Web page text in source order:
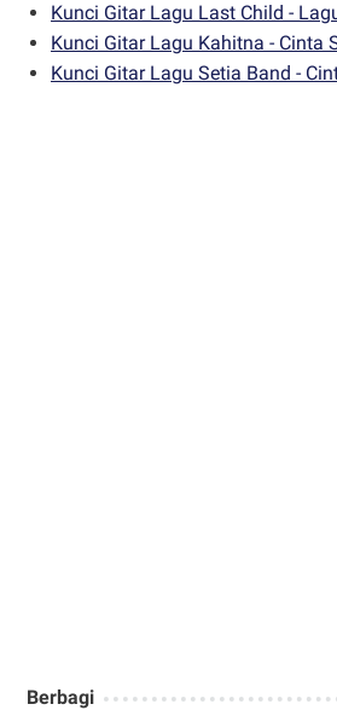
Kunci Gitar Lagu Last Child -
Kunci Gitar Lagu Kahitna - Cinta
Kunci Gitar Lagu Setia Band -
Berbagi